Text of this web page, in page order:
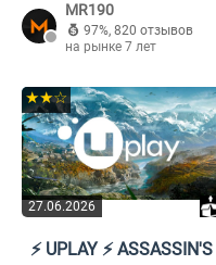
MR190
97%, 820 отзывов
на рынке 7 лет
27.06.2026
★★☆
⚡️ UPLAY ⚡️ ASSASSIN'S